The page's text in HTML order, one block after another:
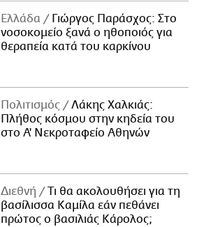
Ελλάδα
Γιώργος Παράσχος: Στο
νοσοκομείο ξανά ο ηθοποιός για
θεραπεία κατά του καρκίνου
Πολιτισμός
Λάκης Χαλκιάς:
Πλήθος κόσμου στην κηδεία του
στο Α' Νεκροταφείο Αθηνών
Διεθνή
Τι θα ακολουθήσει για τη
βασίλισσα Καμίλα εάν πεθάνει
πρώτος ο βασιλιάς Κάρολος;